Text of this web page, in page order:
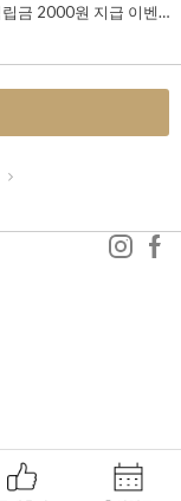
금 2000원 지급 이벤트